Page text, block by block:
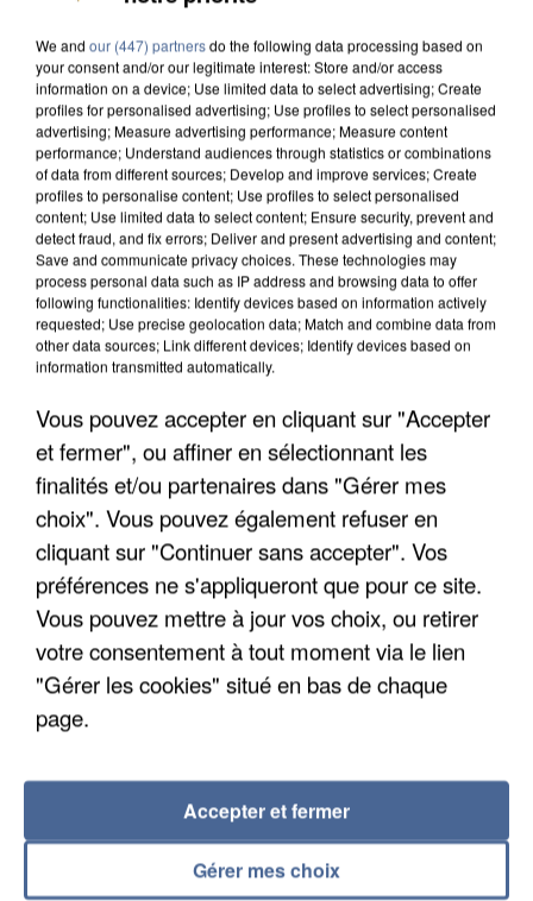
UN SECOND CADRE DE LA DZ MAFIA
INTERPELLÉ EN ALGÉRIE
UNE TOURISTE DE L’OISE EMPORTÉE PAR UNE
We and our (447) partnersdo the following data processing based on
your consent and/or our legitimate interest: Store and/or access
information on a device; Use limited data to select advertising; Create
profiles for personalised advertising; Use profiles to select personalised
advertising; Measure advertising performance; Measure content
performance; Understand audiences through statistics or combinations
of data from different sources; Develop and improve services; Create
profiles to personalise content; Use profiles to select personalised
content; Use limited data to select content; Ensure security, prevent and
detect fraud, and fix errors; Deliver and present advertising and content;
Save and communicate privacy choices. These technologies may
process personal data such as IP address and browsing data to offer
following functionalities: Identify devices based on information actively
requested; Use precise geolocation data; Match and combine data from
other data sources; Link different devices; Identify devices based on
information transmitted automatically.
Vous pouvez accepter en cliquant sur "Accepter
et fermer", ou affiner en sélectionnant les
finalités et/ou partenaires dans "Gérer mes
choix". Vous pouvez également refuser en
cliquant sur "Continuer sans accepter". Vos
préférences ne s'appliqueront que pour ce site.
Vous pouvez mettre à jour vos choix, ou retirer
votre consentement à tout moment via le lien
"Gérer les cookies" situé en bas de chaque
page.
Gérer mes choix
Accepter et fermer